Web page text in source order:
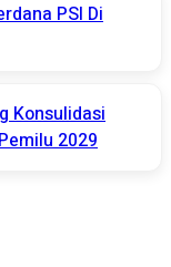
PSI Di
Konsulidasi
2029